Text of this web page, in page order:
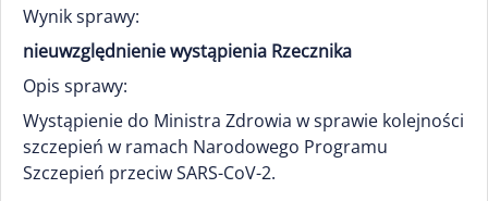
Wynik sprawy:
nieuwzględnienie wystąpienia Rzecznika
Opis sprawy:
Wystąpienie do Ministra Zdrowia w sprawie kolejności
szczepień w ramach Narodowego Programu
Szczepień przeciw SARS-CoV-2.